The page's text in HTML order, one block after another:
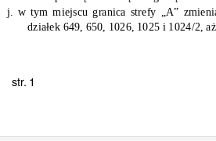
j. w tym miejscu granica strefy „A”
działek 649, 650, 1026, 1025 i 1024/2,
str. 1